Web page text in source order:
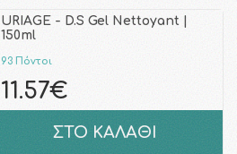
URIAGE - D.S Gel Nettoyant |
150ml
93 Πόντοι
11.57€
ΣΤΟ ΚΑΛΑΘΙ